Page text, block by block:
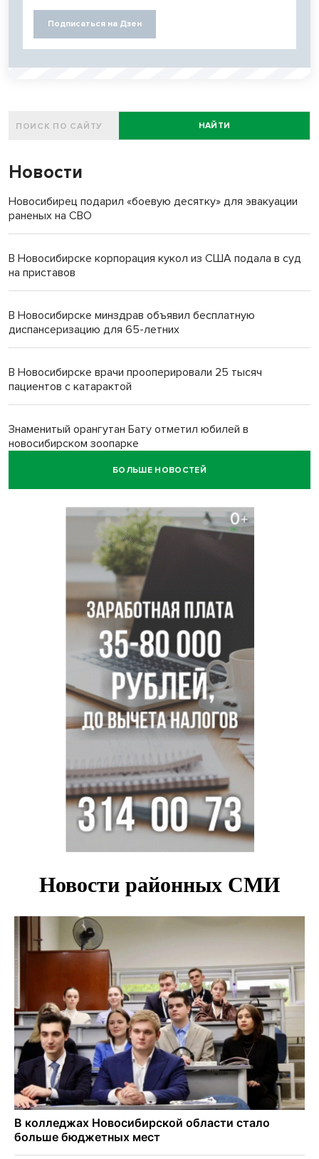
Подписаться на Дзен
НАЙТИ
Новости
Новосибирец подарил «боевую десятку» для эвакуации
раненых на СВО
В Новосибирске корпорация кукол из США подала в суд
на приставов
В Новосибирске минздрав объявил бесплатную
диспансеризацию для 65-летних
В Новосибирске врачи прооперировали 25 тысяч
пациентов с катарактой
Знаменитый орангутан Бату отметил юбилей в
новосибирском зоопарке
БОЛЬШЕ НОВОСТЕЙ